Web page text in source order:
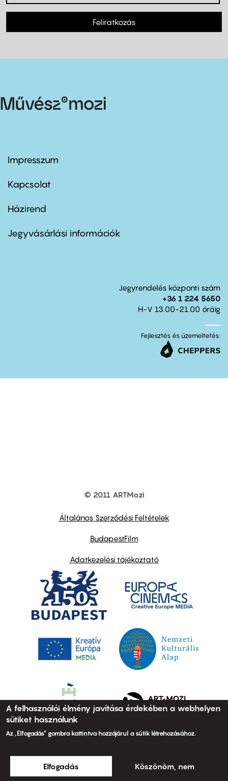
Feliratkozás
Footer
first
Impresszum
Kapcsolat
Footer
second
Házirend
Jegyvásárlási információk
Jegyrendelés központi szám
+36 1 224 5650
H-V 13.00-21.00 óráig
Fejlesztés és üzemeltetés:
© 2011 ARTMozi
Általános Szerződési Feltételek
BudapestFilm
Adatkezelési tájékoztató
A felhasználói élmény javítása érdekében a webhelyen
sütiket használunk
Az „Elfogadás” gombra kattintva hozzájárul a sütik létrehozásához.
Elfogadás Köszönöm, nem